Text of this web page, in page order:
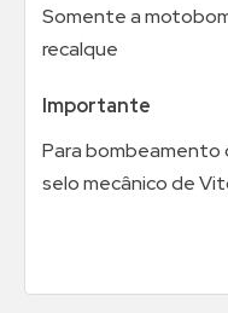
Somente a
recalque
Importante
Para bombeamento
selo mecânico de